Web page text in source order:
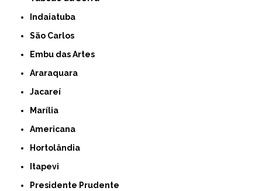
Indaiatuba
São Carlos
Embu das Artes
Araraquara
Jacareí
Marília
Americana
Hortolândia
Itapevi
Presidente Prudente